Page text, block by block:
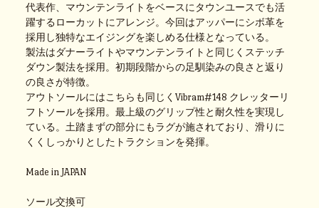
代表作、マウンテンライトをベースにタウンユースでも活
躍するローカットにアレンジ。今回はアッパーにシボ革を
採用し独特なエイジングを楽しめる仕様となっている。
製法はダナーライトやマウンテンライトと同じくステッチ
ダウン製法を採用。初期段階からの足馴染みの良さと返り
の良さが特徴。
アウトソールにはこちらも同じくVibram#148 クレッターリ
フトソールを採用。最上級のグリップ性と耐久性を実現し
ている。土踏まずの部分にもラグが施されており、滑りに
くくしっかりとしたトラクションを発揮。
Made in JAPAN
ソール交換可